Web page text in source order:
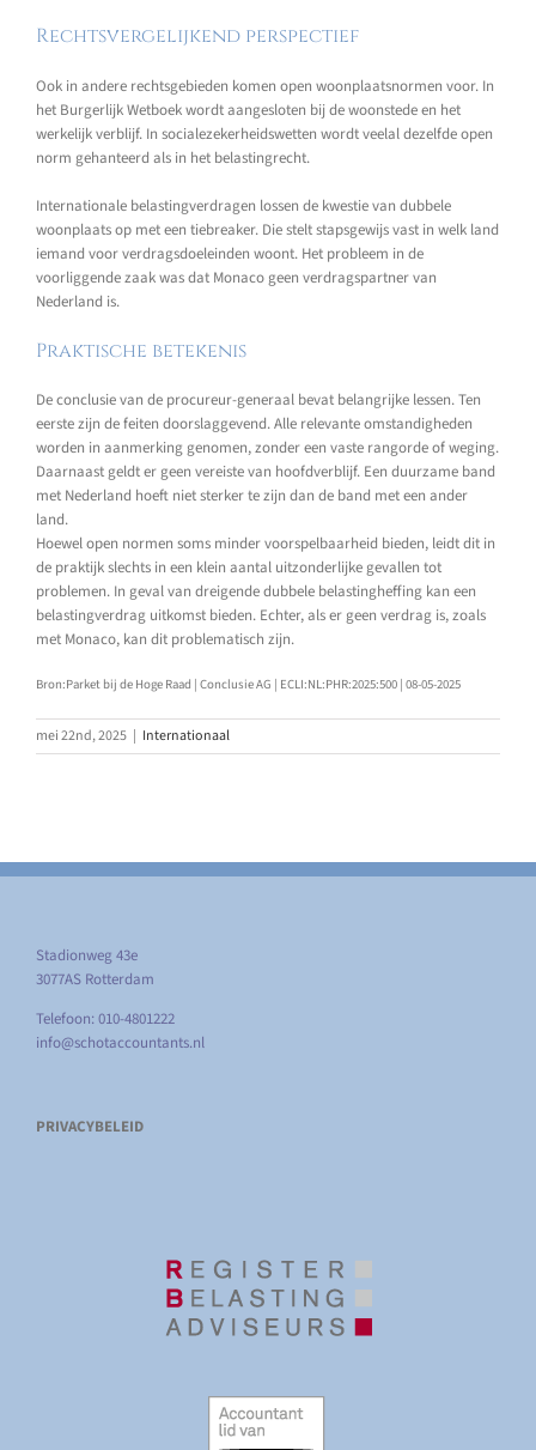
Rechtsvergelijkend perspectief
Ook in andere rechtsgebieden komen open woonplaatsnormen voor. In
het Burgerlijk Wetboek wordt aangesloten bij de woonstede en het
werkelijk verblijf. In socialezekerheidswetten wordt veelal dezelfde open
norm gehanteerd als in het belastingrecht.
Internationale belastingverdragen lossen de kwestie van dubbele
woonplaats op met een tiebreaker. Die stelt stapsgewijs vast in welk land
iemand voor verdragsdoeleinden woont. Het probleem in de
voorliggende zaak was dat Monaco geen verdragspartner van
Nederland is.
Praktische betekenis
De conclusie van de procureur-generaal bevat belangrijke lessen. Ten
eerste zijn de feiten doorslaggevend. Alle relevante omstandigheden
worden in aanmerking genomen, zonder een vaste rangorde of weging.
Daarnaast geldt er geen vereiste van hoofdverblijf. Een duurzame band
met Nederland hoeft niet sterker te zijn dan de band met een ander
land.
Hoewel open normen soms minder voorspelbaarheid bieden, leidt dit in
de praktijk slechts in een klein aantal uitzonderlijke gevallen tot
problemen. In geval van dreigende dubbele belastingheffing kan een
belastingverdrag uitkomst bieden. Echter, als er geen verdrag is, zoals
met Monaco, kan dit problematisch zijn.
Bron:Parket bij de Hoge Raad | Conclusie AG | ECLI:NL:PHR:2025:500 | 08-05-2025
mei 22nd, 2025 | Internationaal
Stadionweg 43e
3077AS Rotterdam
Telefoon: 010-4801222
info@schotaccountants.nl
PRIVACYBELEID